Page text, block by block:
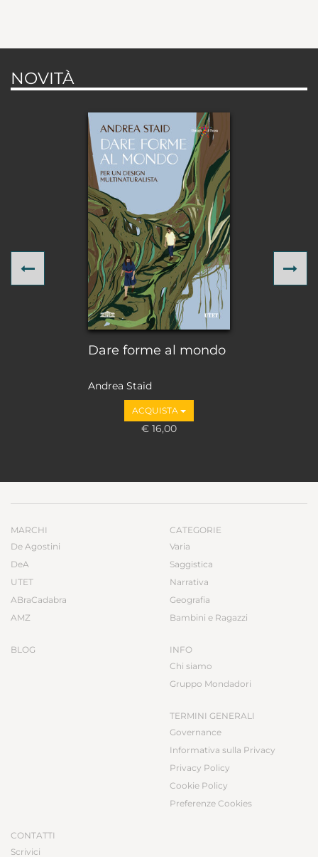
NOVITÀ
Dare forme al mondo
Andrea Staid
ACQUISTA
€ 16,00
Previous
MARCHI
De Agostini
DeA
UTET
ABraCadabra
AMZ
BLOG
CATEGORIE
Varia
Saggistica
Narrativa
Geografia
Bambini e Ragazzi
INFO
Chi siamo
Gruppo Mondadori
TERMINI GENERALI
Governance
Informativa sulla Privacy
Privacy Policy
Cookie Policy
Preferenze Cookies
CONTATTI
Scrivici